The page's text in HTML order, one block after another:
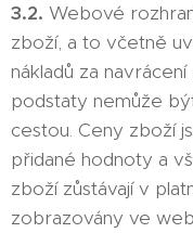
3.2. Webové
zboží, a to včetně
nákladů za
podstaty nemůže
cestou. Ceny zboží
přidané hodnoty a
zboží zůstávají v
zobrazovány ve